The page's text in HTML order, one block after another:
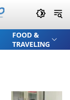
FOOD &
TRAVELING